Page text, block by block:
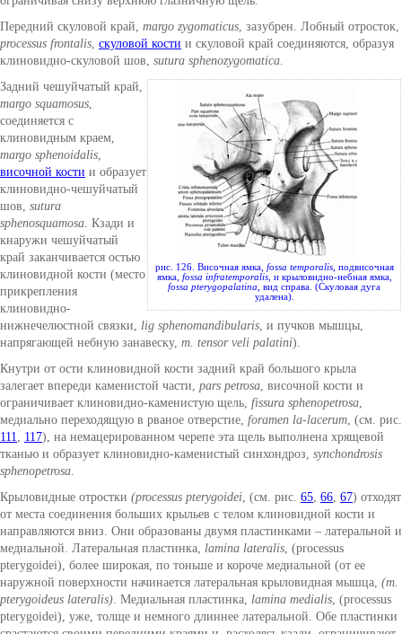
Передний скуловой край, margo zygomaticus, зазубрен. Лобный отросток,
processus frontalis, скуловой кости и скуловой край соединяются, образуя
клиновидно-скуловой шов, sutura sphenozygomatica.
рис. 126. Височная ямка, fossa temporalis, подвисочная
ямка, fossa infratemporalis, и крыловидно-небная ямка,
fossa pterygopalatina , вид справа. (Скуловая дуга
удалена).
Задний чешуйчатый край,
margo squamosus,
соединяется с
клиновидным краем,
margo sphenoidalis,
височной кости и образует
клиновидно-чешуйчатый
шов, sutura
sphenosquamosa. Кзади и
кнаружи чешуйчатый
край заканчивается остью
клиновидной кости (место
прикрепления
клиновидно-
нижнечелюстной связки, lig sphenomandibularis, и пучков мышцы,
напрягающей небную занавеску, m. tensor veli palatini).
Кнутри от ости клиновидной кости задний край большого крыла
залегает впереди каменистой части, pars petrosa, височной кости и
ограничивает клиновидно-каменистую щель, fissura sphenopetrosa,
медиально переходящую в рваное отверстие, foramen la-lacerum, (см. рис.
111, 117), на немацерированном черепе эта щель выполнена хрящевой
тканью и образует клиновидно-каменистый синхондроз, synchondrosis
sphenopetrosa.
Крыловидные отростки (processus pterygoidei, (см. рис. 65, 66, 67) отходят
от места соединения больших крыльев с телом клиновидной кости и
направляются вниз. Они образованы двумя пластинками – латеральной и
медиальной. Латеральная пластинка, lamina lateralis, (processus
pterygoidei), более широкая, по тоньше и короче медиальной (от ее
наружной поверхности начинается латеральная крыловидная мышца, (m.
pterygoideus lateralis). Медиальная пластинка, lamina medialis, (processus
pterygoidei), уже, толще и немного длиннее латеральной. Обе пластинки